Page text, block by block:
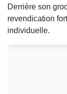
Derrière son
revendication
individuelle.